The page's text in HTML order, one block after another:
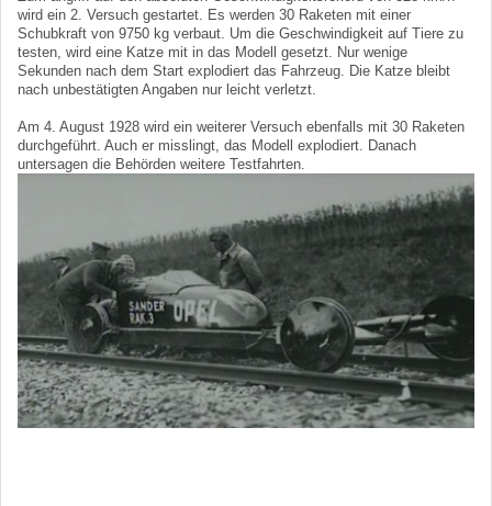
wird ein 2. Versuch gestartet. Es werden 30 Raketen mit einer
Schubkraft von 9750 kg verbaut. Um die Geschwindigkeit auf Tiere zu
testen, wird eine Katze mit in das Modell gesetzt. Nur wenige
Sekunden nach dem Start explodiert das Fahrzeug. Die Katze bleibt
nach unbestätigten Angaben nur leicht verletzt.
Am 4. August 1928 wird ein weiterer Versuch ebenfalls mit 30 Raketen
durchgeführt. Auch er misslingt, das Modell explodiert. Danach
untersagen die Behörden weitere Testfahrten.